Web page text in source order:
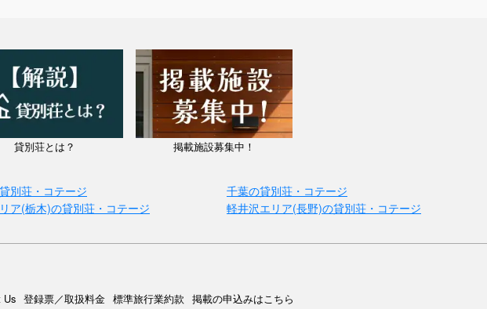
貸別荘とは？ 掲載施設募集中！
別荘・コテージ
千葉の貸別荘・コテージ
ア(栃木)の貸別荘・コテージ
軽井沢エリア(長野)の貸別荘・コテージ
Us 登録票／取扱料金 標準旅行業約款 掲載の申込みはこちら